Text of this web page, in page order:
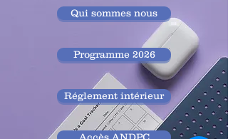
Qui sommes nous
Programme 2026
Réglement intérieur